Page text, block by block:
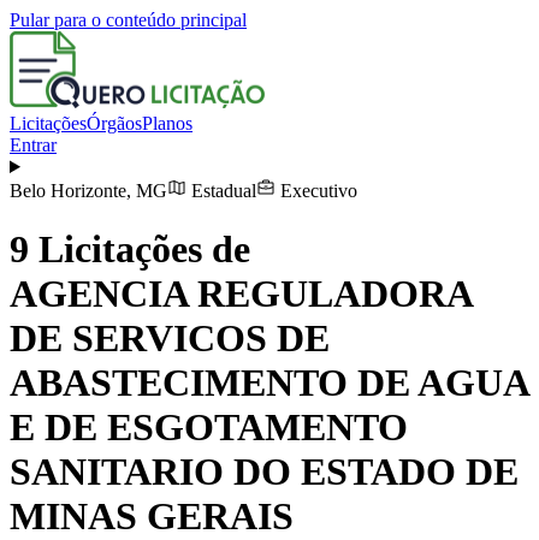
Pular para o conteúdo principal
LicitaçõesÓrgãosPlanos
Entrar
Belo Horizonte, MG Estadual Executivo
9 Licitações de
AGENCIA REGULADORA
DE SERVICOS DE
ABASTECIMENTO DE AGUA
E DE ESGOTAMENTO
SANITARIO DO ESTADO DE
MINAS GERAIS